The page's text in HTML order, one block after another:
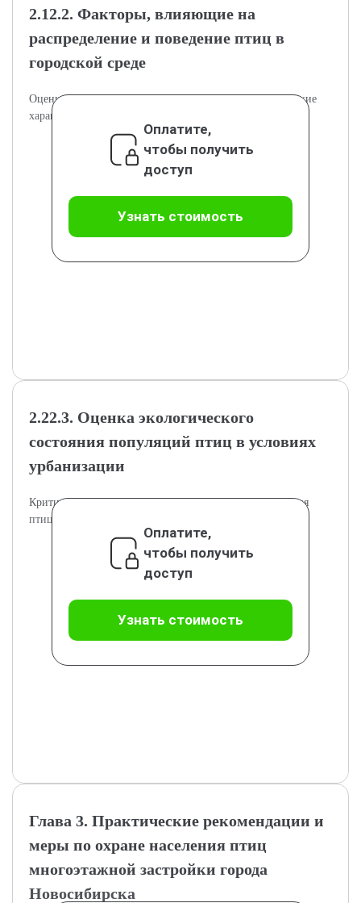
2.12.2. Факторы, влияющие на
распределение и поведение птиц в
городской среде
Оценка основных факторов, определяющих экологические
характеристики популяций птиц.
Оплатите,
чтобы получить
доступ
Узнать стоимость
2.22.3. Оценка экологического
состояния популяций птиц в условиях
урбанизации
Критический анализ состояния и перспектив сохранения
птиц в городской среде.
Оплатите,
чтобы получить
доступ
Узнать стоимость
Глава 3. Практические рекомендации и
меры по охране населения птиц
многоэтажной застройки города
Новосибирска